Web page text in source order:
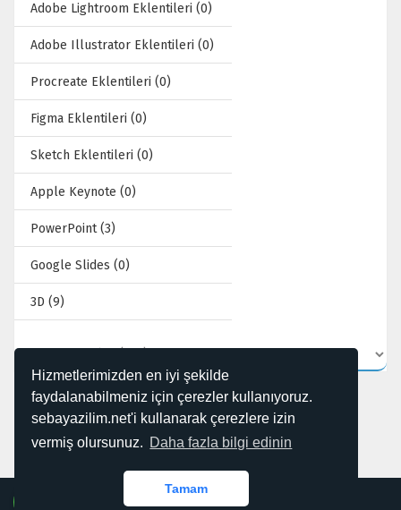
Hizmetlerimizden en iyi şekilde
faydalanabilmeniz için çerezler kullanıyoruz.
sebayazilim.net'i kullanarak çerezlere izin
vermiş olursunuz. Daha fazla bilgi edinin
Tamam
Adobe Lightroom Eklentileri (0)
Adobe Illustrator Eklentileri (0)
Procreate Eklentileri (0)
Figma Eklentileri (0)
Sketch Eklentileri (0)
Apple Keynote (0)
PowerPoint (3)
Google Slides (0)
3D (9)
0 kayıttan 1 - 12 arasındaki kayıtlar gösteriliyor
Kabul Ettiğimiz Ödemeler